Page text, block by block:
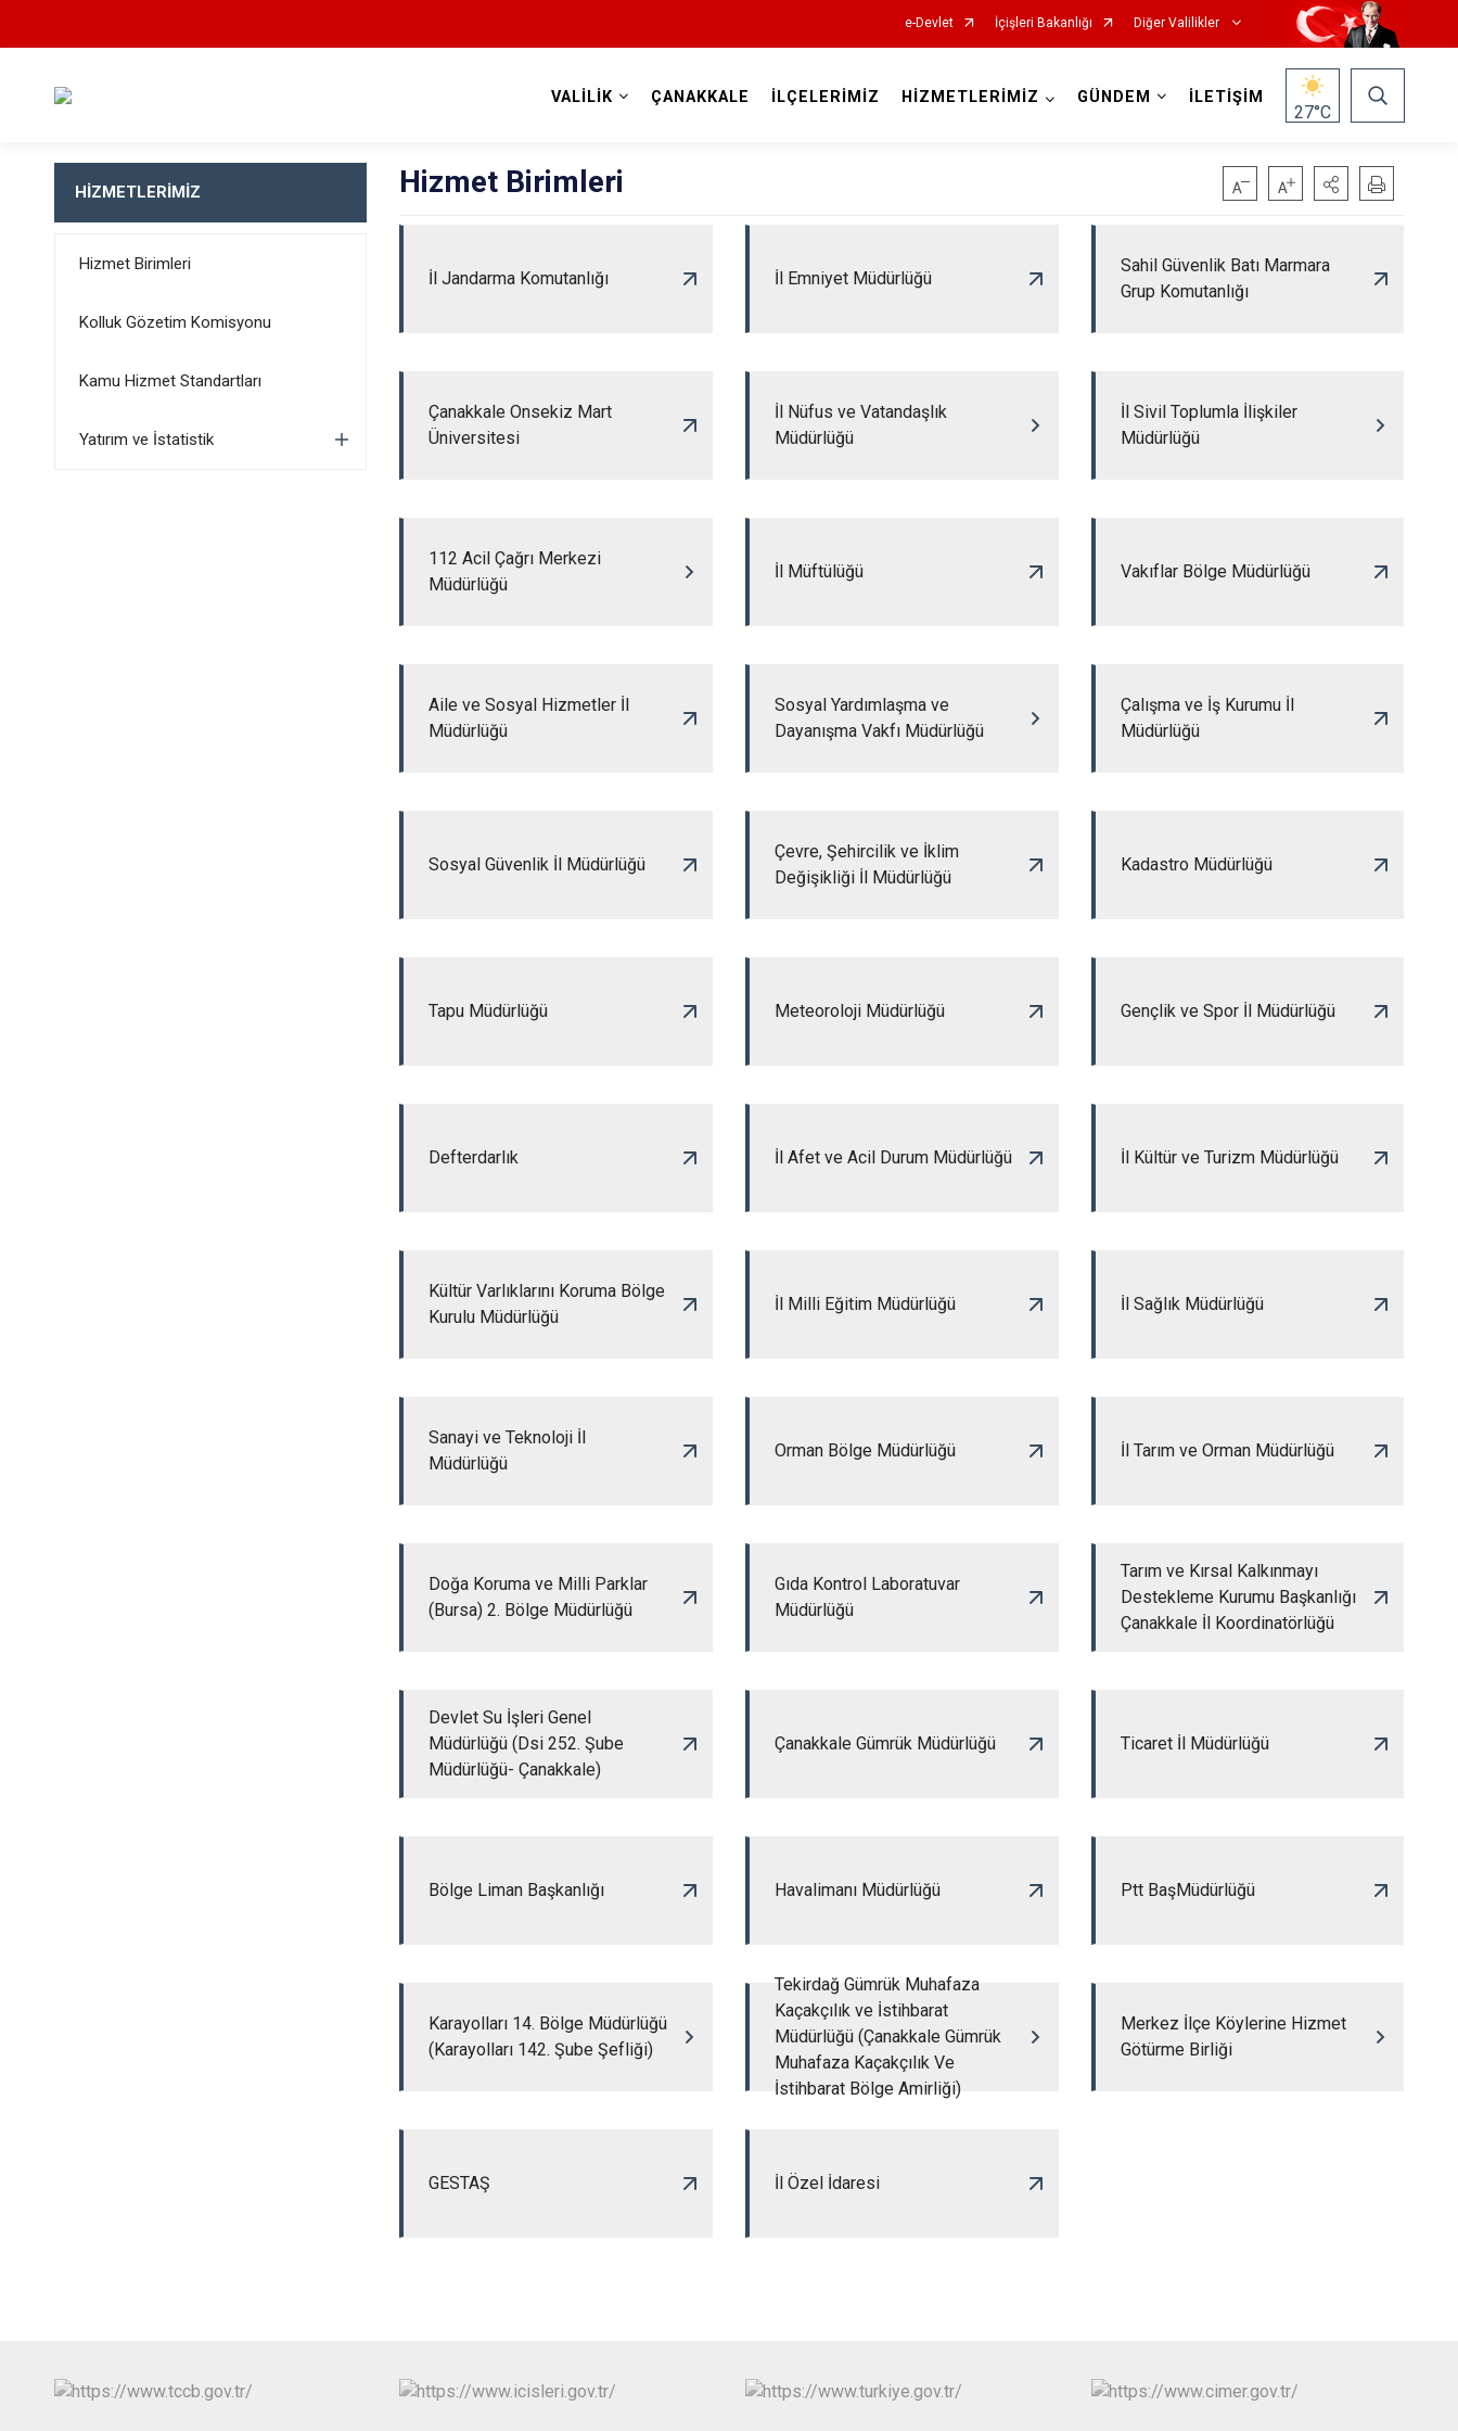
e-Devlet İçişleri Bakanlığı Diğer Valilikler
VALİLİK ÇANAKKALE İLÇELERİMİZ HİZMETLERİMİZ GÜNDEM İLETİŞİM
27°C
HİZMETLERİMİZ
Hizmet Birimleri
Kolluk Gözetim Komisyonu
Kamu Hizmet Standartları
Yatırım ve İstatistik
Hizmet Birimleri
İl Jandarma Komutanlığı İl Emniyet Müdürlüğü
Sahil Güvenlik Batı Marmara
Grup Komutanlığı
Çanakkale Onsekiz Mart
Üniversitesi
İl Nüfus ve Vatandaşlık
Müdürlüğü
İl Sivil Toplumla İlişkiler
Müdürlüğü
112 Acil Çağrı Merkezi
Müdürlüğü
İl Müftülüğü Vakıflar Bölge Müdürlüğü
Aile ve Sosyal Hizmetler İl
Müdürlüğü
Sosyal Yardımlaşma ve
Dayanışma Vakfı Müdürlüğü
Çalışma ve İş Kurumu İl
Müdürlüğü
Sosyal Güvenlik İl Müdürlüğü
Çevre, Şehircilik ve İklim
Değişikliği İl Müdürlüğü
Kadastro Müdürlüğü
Tapu Müdürlüğü Meteoroloji Müdürlüğü Gençlik ve Spor İl Müdürlüğü
Defterdarlık İl Afet ve Acil Durum Müdürlüğü İl Kültür ve Turizm Müdürlüğü
Kültür Varlıklarını Koruma Bölge
Kurulu Müdürlüğü
İl Milli Eğitim Müdürlüğü İl Sağlık Müdürlüğü
Sanayi ve Teknoloji İl
Müdürlüğü
Orman Bölge Müdürlüğü İl Tarım ve Orman Müdürlüğü
Doğa Koruma ve Milli Parklar
(Bursa) 2. Bölge Müdürlüğü
Gıda Kontrol Laboratuvar
Müdürlüğü
Tarım ve Kırsal Kalkınmayı
Destekleme Kurumu Başkanlığı
Çanakkale İl Koordinatörlüğü
Devlet Su İşleri Genel
Müdürlüğü (Dsi 252. Şube
Müdürlüğü- Çanakkale)
Çanakkale Gümrük Müdürlüğü Ticaret İl Müdürlüğü
Bölge Liman Başkanlığı Havalimanı Müdürlüğü Ptt BaşMüdürlüğü
Karayolları 14. Bölge Müdürlüğü
(Karayolları 142. Şube Şefliği)
Tekirdağ Gümrük Muhafaza
Kaçakçılık ve İstihbarat
Müdürlüğü (Çanakkale Gümrük
Muhafaza Kaçakçılık Ve
İstihbarat Bölge Amirliği)
Merkez İlçe Köylerine Hizmet
Götürme Birliği
GESTAŞ İl Özel İdaresi